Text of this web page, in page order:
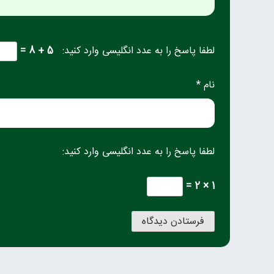
لطفا پاسخ را به عدد انگلیسی وارد کنید: 5 + 8 =
نام *
لطفا پاسخ را به عدد انگلیسی وارد کنید:
1 × 2 =